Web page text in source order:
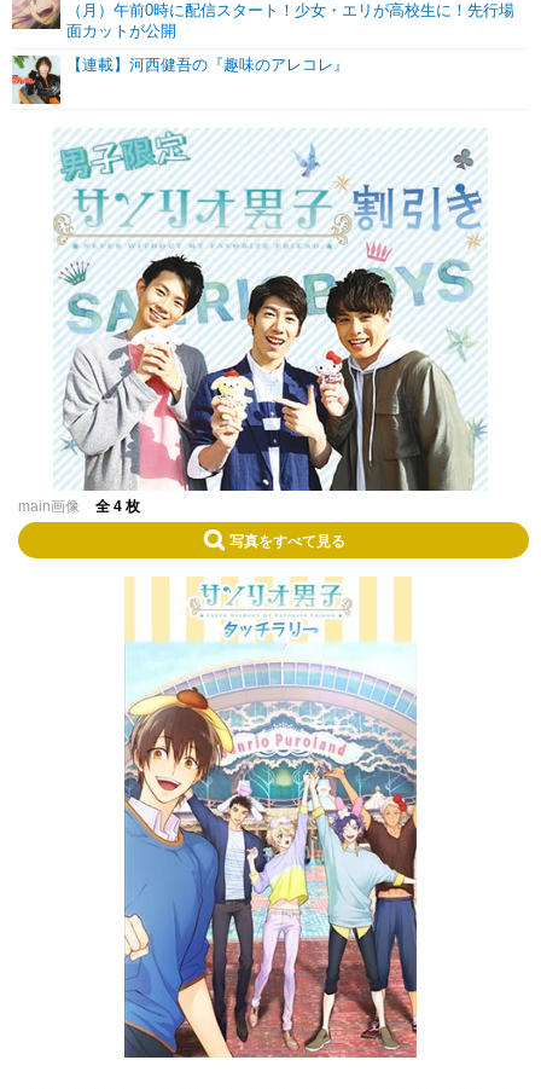
（月）午前0時に配信スタート！少女・エリが高校生に！先行場
面カットが公開
【連載】河西健吾の『趣味のアレコレ』
main画像 全 4 枚
写真をすべて見る